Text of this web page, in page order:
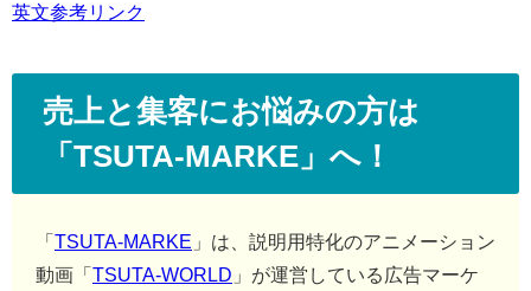
英文参考リンク
売上と集客にお悩みの方は
「TSUTA-MARKE」へ！
「TSUTA-MARKE 」は、説明用特化のアニメーション
動画「TSUTA-WORLD 」が運営している広告マーケ